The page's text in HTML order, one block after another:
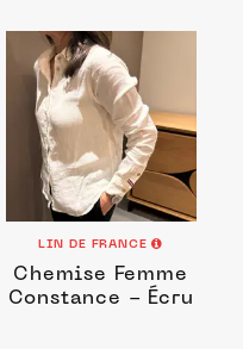
LIN DE FRANCE
Chemise Femme
Constance - Écru